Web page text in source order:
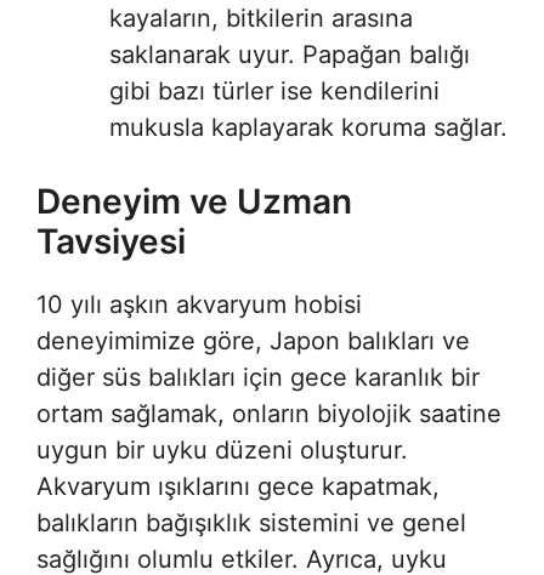
kayaların, bitkilerin arasına
saklanarak uyur. Papağan balığı
gibi bazı türler ise kendilerini
mukusla kaplayarak koruma sağlar.
Deneyim ve Uzman
Tavsiyesi
10 yılı aşkın akvaryum hobisi
deneyimimize göre, Japon balıkları ve
diğer süs balıkları için gece karanlık bir
ortam sağlamak, onların biyolojik saatine
uygun bir uyku düzeni oluşturur.
Akvaryum ışıklarını gece kapatmak,
balıkların bağışıklık sistemini ve genel
sağlığını olumlu etkiler. Ayrıca, uyku